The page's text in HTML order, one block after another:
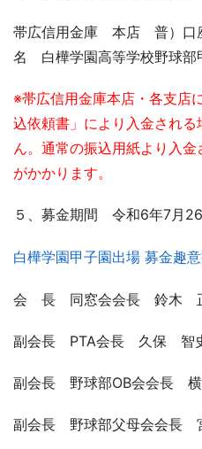
帯広信用金庫 本店 普）口
名 白樺学園高等学校野球部
※帯広信用金庫本店・各支店
込依頼書」により入金され
ん。通常の振込用紙より入
がかかります。
５、募金期間 令和6年7月
白樺学園甲子園出場 募金趣
会 長 同窓会会長 鈴木
副会長 PTA会長 久保 智
副会長 野球部OB会会長
副会長 野球部父母会会長